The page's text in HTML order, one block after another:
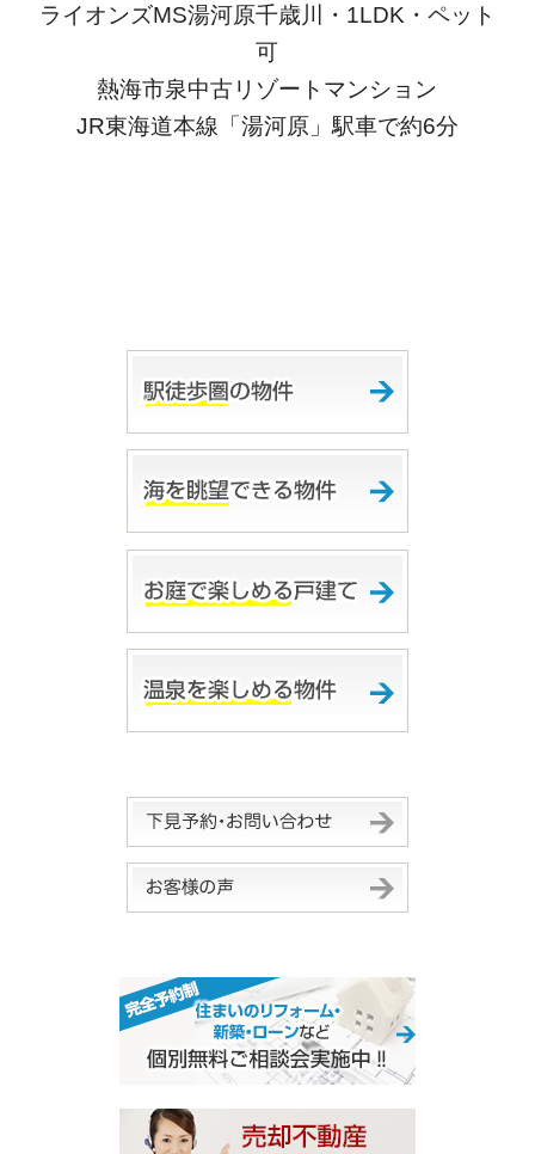
ライオンズMS湯河原千歳川・1LDK・ペット
可
熱海市泉中古リゾートマンション
JR東海道本線「湯河原」駅車で約6分